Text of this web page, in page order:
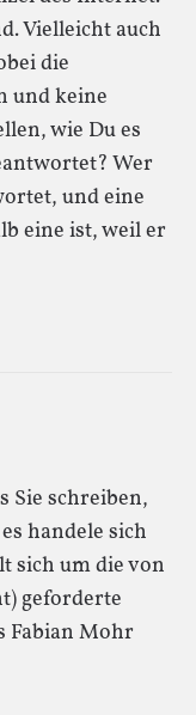
Vielleicht auch
die
und keine
wie Du es
Wer
und eine
eine ist, weil er
Sie schreiben,
handele sich
sich um die von
geforderte
Fabian Mohr